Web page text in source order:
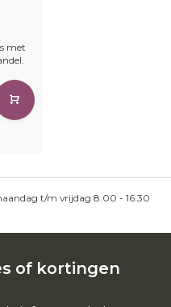
met
t/m vrijdag 8.00 - 16.30
of kortingen